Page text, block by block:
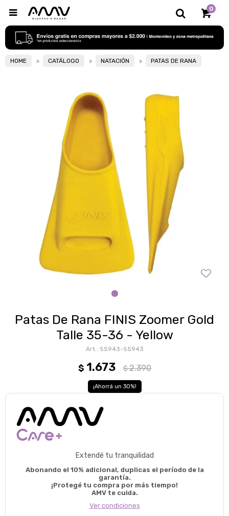
0

HOME CATÁLOGO NATACIÓN PATAS DE RANA
Patas De Rana FINIS Zoomer Gold
Talle 35-36 - Yellow
55943-55943
$ 1.673 $ 2.390
30
Extendé tu tranquilidad
Abonando el 10% adicional, duplicas el período de la
garantía.
¡Protegé tu compra por más tiempo!
AMV te cuida.
Ver condiciones